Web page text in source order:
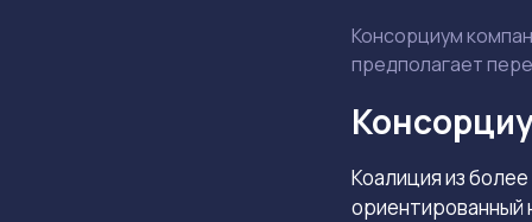
Консорциум
предполагает
Коалиция из
ориентированный